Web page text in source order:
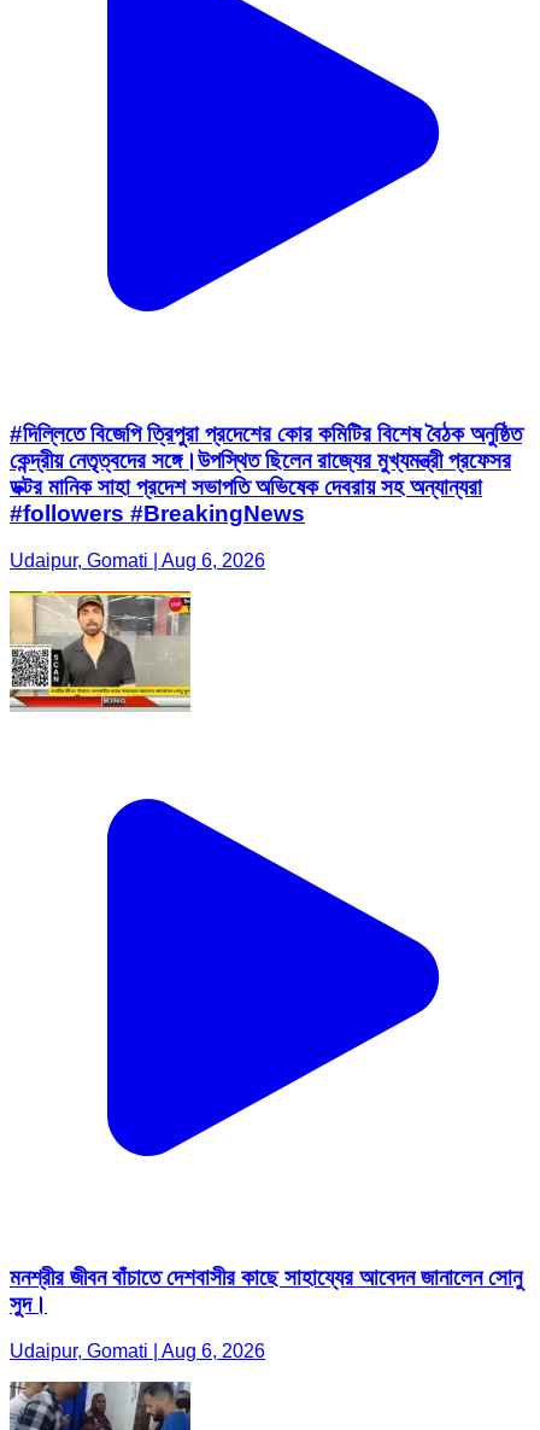
#দিল্লিতে বিজেপি ত্রিপুরা প্রদেশের কোর কমিটির বিশেষ বৈঠক অনুষ্ঠিত
কেন্দ্রীয় নেতৃত্বদের সঙ্গে।উপস্থিত ছিলেন রাজ্যের মুখ্যমন্ত্রী প্রফেসর
ডক্টর মানিক সাহা প্রদেশ সভাপতি অভিষেক দেবরায় সহ অন্যান্যরা
#followers #BreakingNews
Udaipur, Gomati | Aug 6, 2026
মনশ্রীর জীবন বাঁচাতে দেশবাসীর কাছে সাহায্যের আবেদন জানালেন সোনু
সুদ।
Udaipur, Gomati | Aug 6, 2026